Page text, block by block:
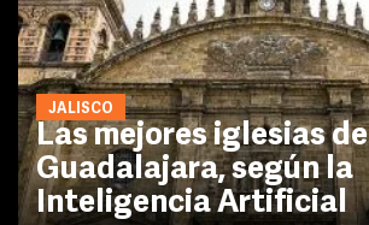
JALISCO
Las mejores iglesias de
Guadalajara, según la
Inteligencia Artificial